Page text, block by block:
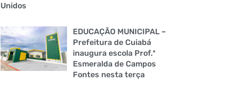
Unidos
EDUCAÇÃO MUNICIPAL –
Prefeitura de Cuiabá
inaugura escola Prof.ª
Esmeralda de Campos
Fontes nesta terça